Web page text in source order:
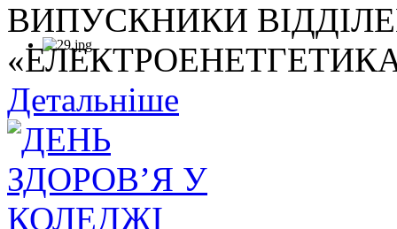
ВИПУСКНИКИ
Детальніше